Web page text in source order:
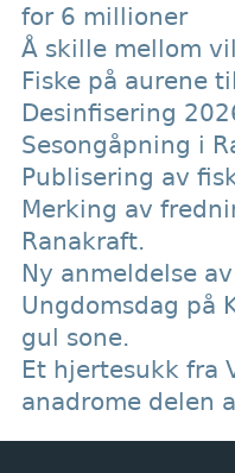
for 6 millioner
Å skille mellom
Fiske på aurene
Desinfisering
Sesongåpning i
Publisering av
Merking av
Ranakraft.
Ny anmeldelse
Ungdomsdag på
gul sone.
Et hjertesukk fra
anadrome delen